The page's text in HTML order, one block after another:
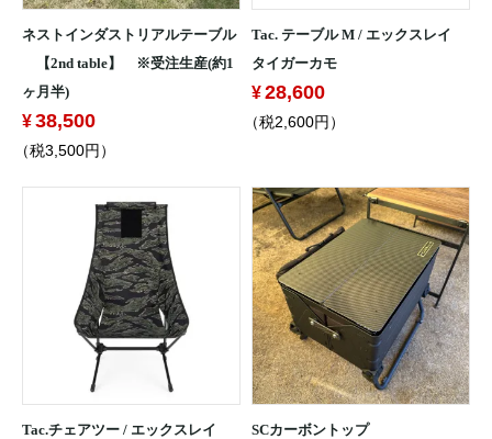
ネストインダストリアルテーブル
【2nd table】 ※受注生産(約1
ヶ月半)
38,500
（税3,500円）
Tac. テーブル M / エックスレイ
タイガーカモ
28,600
（税2,600円）
Tac.チェアツー / エックスレイ
SCカーボントップ